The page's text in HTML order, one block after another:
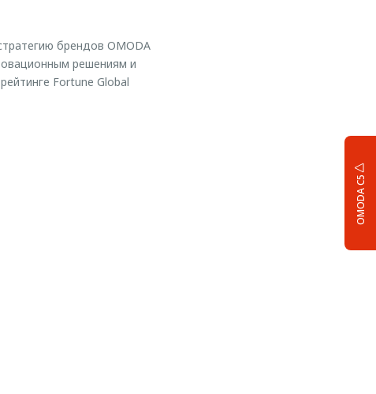
OMODA C5
брендов OMODA
решениям и
Fortune Global